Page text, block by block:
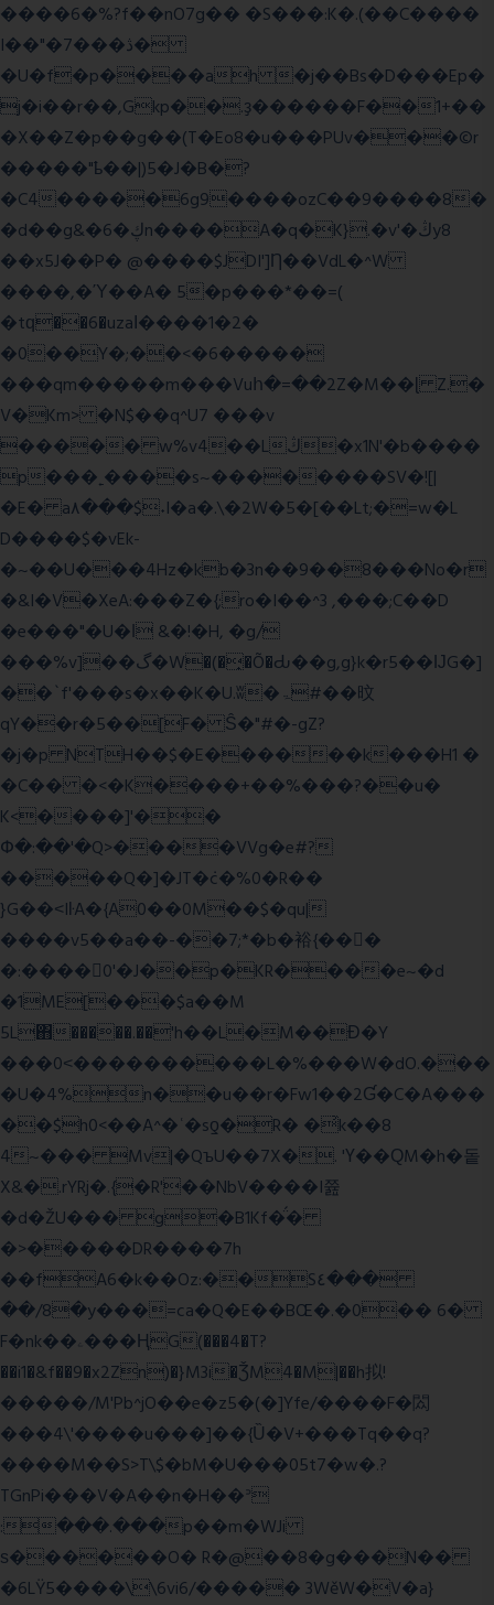
����6�%?f��nO7 g�� �S���:K�.(��C����
I��"�7 ���ڎ�
�U�f�p����ah �j��Bs�D���Ep�
j�i��r��,Gkp��.ҙ������F��1+��
�X��Z�p��g��(T�Eo8�u���PUv���©r
�����"ҍ��|)5�J�B�?
�C4�����6g9����ozC��9����8�
�d��g&�6�ڮn����A�q�K}.�v'�ڭy8
��x5J��P� @����$JDI']Ƞ��VdL�^W
����,�Ύ��A� 5�p���*��=(
�tԛ��6�uzaІ����1�2�
�0��Y�;��<�6�����
���qm�����m���Vuհ�=��2Z�M��ɭ Z.�
V�Km> �N$��q^U7 ���v
����� w%v4��Lڭ�x1N'�b����
p���˿����s~��������SV�![|
�E� a٨���$˖I�a�.\�2W�5�[��Lt;�=w�L
D����$�vEk-
�~��U���4Hz�kb�3n��9��8���No�r
�&I�V�XeA:���Z�{;ro�I��^3 ,���;C��D
�e���"�U�ǀ &�!�H, �g/
���%v]��گ�W�(�̟�Õ�Ԃ��g,g}k�r5��ĲG�]
��`f'���s�x��K�U.ʬ�ۃ#��旼
qY��r�5��[F� Ŝ�"#�-gZ?
�j�p NTH��$�E������k���H1 �
�C�� �<�K����+��%���?��u�
K<����]'��
Փ�:��'�Q>����VVg�e#?
�����Q�]�JT�݁c�%0�R��
}G��˂IŀA�{A0��0M��$�qu|
����v5��a��-��7;*�b�裕{���ً
�:����0'�J��p�KR����e~�d
�1ME[���$a��M
5L΋�����.��'h��L�M��Ɖ�Y
���0˂����������L�%���W�dO.���
�U�4%n��u��r�Fw1��2Ɠ�C�A���
��$h0<��A^�ʿ�sƍ�R� �͗k��8
4~��� Mv|�QъU��7X�. 'Ү��ԚM�h�돝
X&�.rYRj�.{�R'��NbV����I쯆
�d�ŽU��� g�B1Kf�̈́�
�>�����DR����7h
��fA6�k��Oz:��S٤���
��/8�y���=ca�Q�E��BŒ�.�0�� 6�
F�nk��ۦ���ҢG(���4�T?
��i1�&f��9�x2Zn)�}M3i�ǮM4�M|��h拟!
�����/M'Pb^jO��e�z5�(�]Yfe/����F�閦
���4\'����u���]��{Ȕ�V+���Tq��q?
����M��S>T\$�bM�U���05t7�w�.?
TGnPi���V�A��n�H��ᐣ
:���.���p��m�WJi
ѕ������O� R�@��8�g���N��
�6LŸ5����\\6vi6/����� 3WěW�V�a}